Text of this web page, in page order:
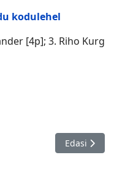
kodulehel
[4p]; 3. Riho Kurg
kiirturniir,
Järgmine
Edasi